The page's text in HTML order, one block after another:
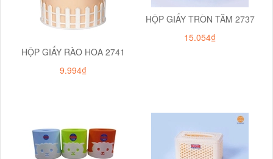
HỘP GIẤY RÀO HOA 2741
9.994₫
HỘP GIẤY TRÒN TĂM 2737
15.054₫